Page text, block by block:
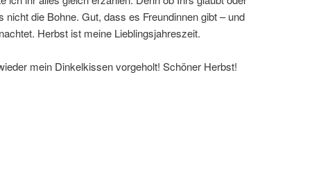
die Bohne. Gut, dass es Freundinnen gibt – und
Herbst ist meine Lieblingsjahreszeit.
mein Dinkelkissen vorgeholt! Schöner Herbst!